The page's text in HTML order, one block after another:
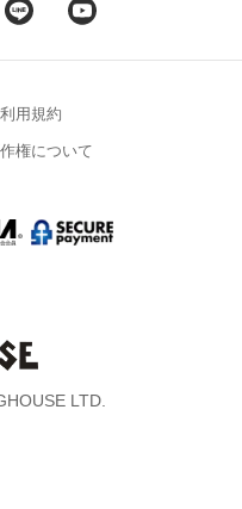
LTD.
用規約
権について